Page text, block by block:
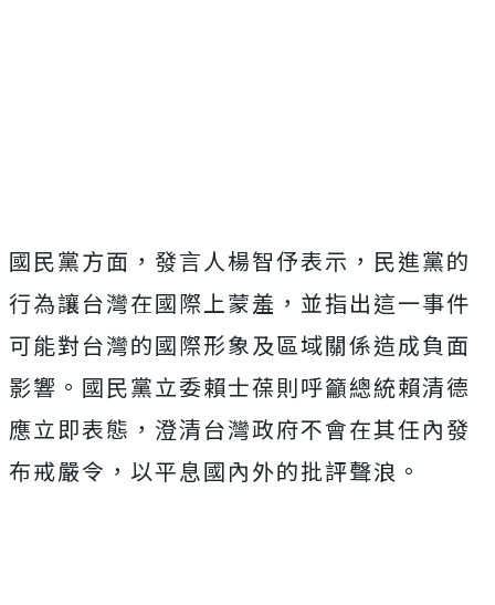
國民黨方面，發言人楊智伃表示，民進黨的
行為讓台灣在國際上蒙羞，並指出這一事件
可能對台灣的國際形象及區域關係造成負面
影響。國民黨立委賴士葆則呼籲總統賴清德
應立即表態，澄清台灣政府不會在其任內發
布戒嚴令，以平息國內外的批評聲浪。